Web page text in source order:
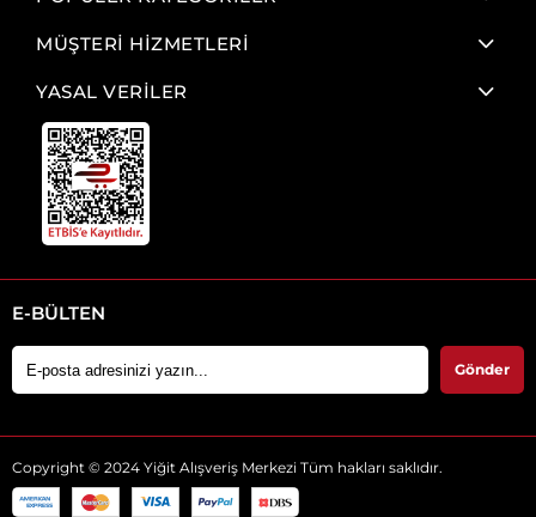
MÜŞTERİ HİZMETLERİ
YASAL VERİLER
E-BÜLTEN
Gönder
Copyright © 2024 Yiğit Alışveriş Merkezi Tüm hakları saklıdır.